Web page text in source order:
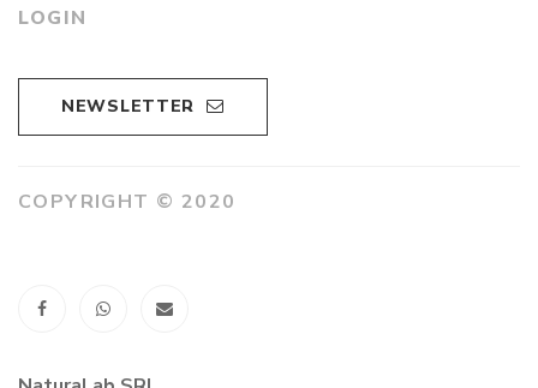
LOGIN
NEWSLETTER
COPYRIGHT © 2020